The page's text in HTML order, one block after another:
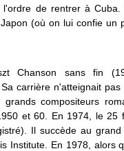
l'ordre de rentrer à Cuba.
(où on lui confie un
Chanson sans fin
carrière n'atteignait pas
compositeurs
et 60. En 1974, le 25
Il succède au grand
Institute. En 1978, alors